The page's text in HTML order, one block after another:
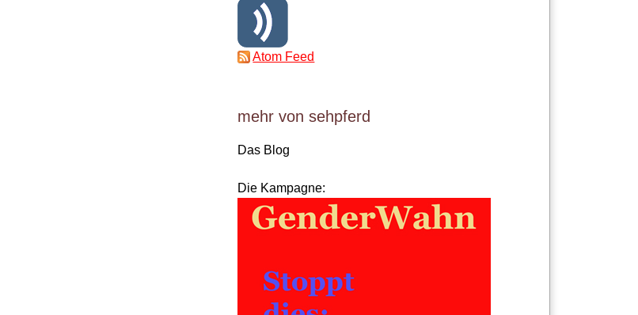
Atom Feed
mehr von sehpferd
Das Blog
Die Kampagne: